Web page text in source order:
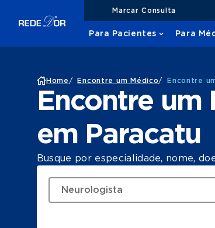
Marcar Consulta
Para Pacientes Para
Home / Encontre um Médico/ Encontre
Encontre
em Paracatu
Busque por especialidade, nome,